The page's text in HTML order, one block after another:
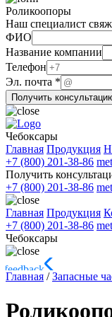
Роликоопоры
Наш специалист
ФИО
Название компании
почта
Название
Телефон
Эл. почта *
Получить
Чебоксары
Главная Продукция
+7 (800) 201-38-86
Получить
+7 (800) 201-38-86
Главная Продукция
+7 (800) 201-38-86
Чебоксары
Главная /Запасные